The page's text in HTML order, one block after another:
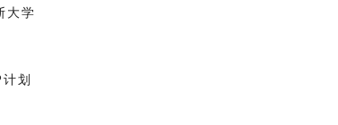
大学
划